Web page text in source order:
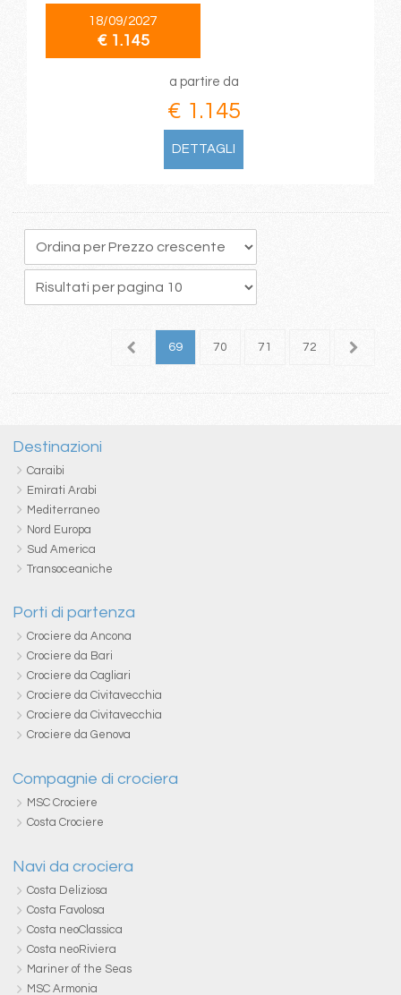
18/09/2027
€ 1.145
a partire da
€ 1.145
DETTAGLI
68 69 70 71 72 73
Destinazioni
Caraibi
Emirati Arabi
Mediterraneo
Nord Europa
Sud America
Transoceaniche
Porti di partenza
Crociere da Ancona
Crociere da Bari
Crociere da Cagliari
Crociere da Civitavecchia
Crociere da Civitavecchia
Crociere da Genova
Compagnie di crociera
MSC Crociere
Costa Crociere
Navi da crociera
Costa Deliziosa
Costa Favolosa
Costa neoClassica
Costa neoRiviera
Mariner of the Seas
MSC Armonia